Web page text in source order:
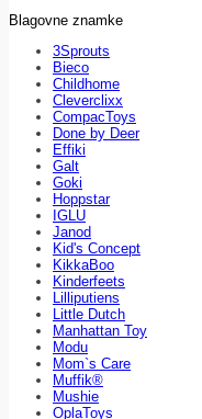
Blagovne znamke
3Sprouts
Bieco
Childhome
Cleverclixx
CompacToys
Done by Deer
Effiki
Galt
Goki
Hoppstar
IGLU
Janod
Kid's Concept
KikkaBoo
Kinderfeets
Lilliputiens
Little Dutch
Manhattan Toy
Modu
Mom`s Care
Muffik®
Mushie
OplaToys